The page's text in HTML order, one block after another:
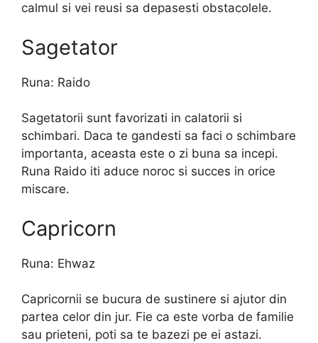
calmul si vei reusi sa depasesti obstacolele.
Sagetator
Runa: Raido
Sagetatorii sunt favorizati in calatorii si
schimbari. Daca te gandesti sa faci o schimbare
importanta, aceasta este o zi buna sa incepi.
Runa Raido iti aduce noroc si succes in orice
miscare.
Capricorn
Runa: Ehwaz
Capricornii se bucura de sustinere si ajutor din
partea celor din jur. Fie ca este vorba de familie
sau prieteni, poti sa te bazezi pe ei astazi.